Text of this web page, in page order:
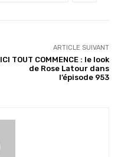
ARTICLE SUIVANT
ICI TOUT COMMENCE : le look
de Rose Latour dans
l’épisode 953